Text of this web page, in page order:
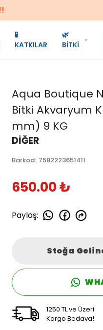
🧪
KATKILAR
🌿
BİTKİ
Aqua Boutique
Bitki Akvaryum
mm) 9 KG
DİĞER
Barkod: 7582223651411
650.00 ₺
Paylaş:
Stoğa
1250 TL ve Üzeri
Kargo Bedava!